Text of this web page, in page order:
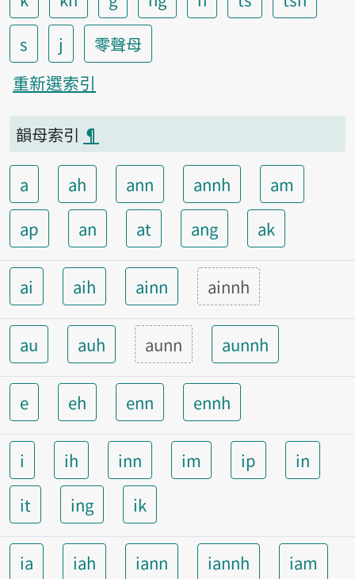
s
j
零聲母
重新選索引
韻母索引 ¶
a ah ann annh
am
ap
an at ang ak
ai aih ainn ainnh
au auh aunn aunnh
e eh enn ennh
i ih inn im ip
in
it
ing ik
ia iah iann iannh
iam